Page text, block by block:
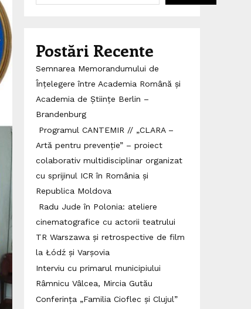
Postări Recente
Semnarea Memorandumului de
Înțelegere între Academia Română și
Academia de Științe Berlin –
Brandenburg
Programul CANTEMIR // „CLARA –
Artă pentru prevenție” – proiect
colaborativ multidisciplinar organizat
cu sprijinul ICR în România și
Republica Moldova
Radu Jude în Polonia: ateliere
cinematografice cu actorii teatrului
TR Warszawa și retrospective de film
la Łódź și Varșovia
Interviu cu primarul municipiului
Râmnicu Vâlcea, Mircia Gutău
Conferința „Familia Cioflec și Clujul”